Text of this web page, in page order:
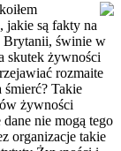
jakie są fakty na
Brytanii, świnie w
skutek żywności
rozmaite
śmierć? Takie
żywności
nie mogą tego
organizacje takie